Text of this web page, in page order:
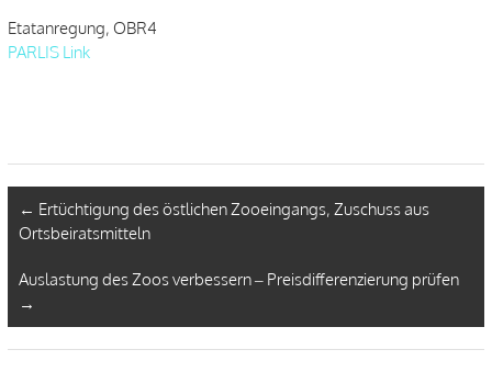
Etatanregung, OBR4
PARLIS Link
← Ertüchtigung des östlichen Zooeingangs, Zuschuss aus
Ortsbeiratsmitteln
Auslastung des Zoos verbessern – Preisdifferenzierung prüfen
→